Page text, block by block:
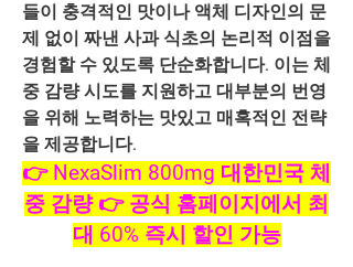
들이 충격적인 맛이나 액체 디자인의 문
제 없이 짜낸 사과 식초의 논리적 이점을
경험할 수 있도록 단순화합니다. 이는 체
중 감량 시도를 지원하고 대부분의 번영
을 위해 노력하는 맛있고 매혹적인 전략
을 제공합니다.
👉 NexaSlim 800mg 대한민국 체
중 감량 👉 공식 홈페이지에서 최
대 60% 즉시 할인 가능